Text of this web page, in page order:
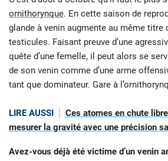
ornithorynque. En cette saison de
glande à venin augmente au même titre
testicules. Faisant preuve d’une
quête d’une femelle, il peut alors se
de son venin comme d’une arme
tant que dominateur. Gare à
LIRE AUSSI
Ces atomes en chute
mesurer la gravité avec une précision
Avez-vous déjà été victime d’un venin